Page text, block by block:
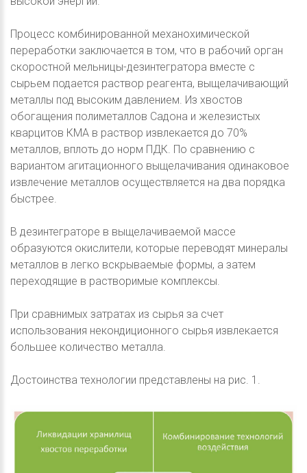
Процесс комбинированной механохимической
переработки заключается в том, что в рабочий орган
скоростной мельницы-дезинтегратора вместе с
сырьем подается раствор реагента, выщелачивающий
металлы под высоким давлением. Из хвостов
обогащения полиметаллов Садона и железистых
кварцитов КМА в раствор извлекается до 70%
металлов, вплоть до норм ПДК. По сравнению с
вариантом агитационного выщелачивания одинаковое
извлечение металлов осуществляется на два порядка
быстрее.
В дезинтеграторе в выщелачиваемой массе
образуются окислители, которые переводят минералы
металлов в легко вскрываемые формы, а затем
переходящие в растворимые комплексы.
При сравнимых затратах из сырья за счет
использования некондиционного сырья извлекается
большее количество металла.
Достоинства технологии представлены на рис. 1.